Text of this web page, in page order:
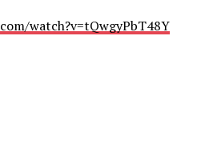
watch?v=tQwgyPbT48Y